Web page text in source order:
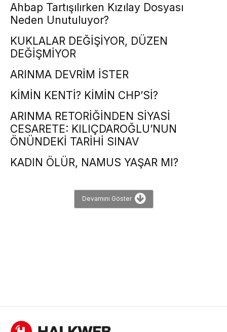
Ahbap Tartışılırken Kızılay Dosyası
Neden Unutuluyor?
KUKLALAR DEĞİŞİYOR, DÜZEN
DEĞİŞMİYOR
ARINMA DEVRİM İSTER
KİMİN KENTİ? KİMİN CHP’Sİ?
ARINMA RETORİĞİNDEN SİYASİ
CESARETE: KILIÇDAROĞLU’NUN
ÖNÜNDEKİ TARİHİ SINAV
KADIN ÖLÜR, NAMUS YAŞAR MI?
Devamını Göster